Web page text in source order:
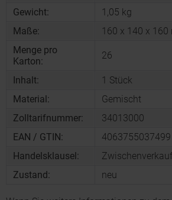
Gewicht:
1,05 kg
Maße:
160 x 140 x 160
Menge pro
Karton:
26
Inhalt:
1 Stück
Material:
Gemischt
Zolltarifnummer:
34013000
EAN / GTIN:
4063755037499
Handelsklausel:
Zustand:
neu